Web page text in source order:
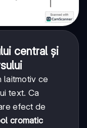
central și
laitmotiv ce
text. Ca
efect de
cromatic